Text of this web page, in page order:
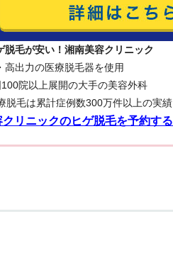
脱毛が安い！湘南美容クリニック
高出力の医療脱毛器を使用
院以上展開の大手の美容外科
脱毛は累計症例数300万件以上の実績
リニックのヒゲ脱毛を予約する